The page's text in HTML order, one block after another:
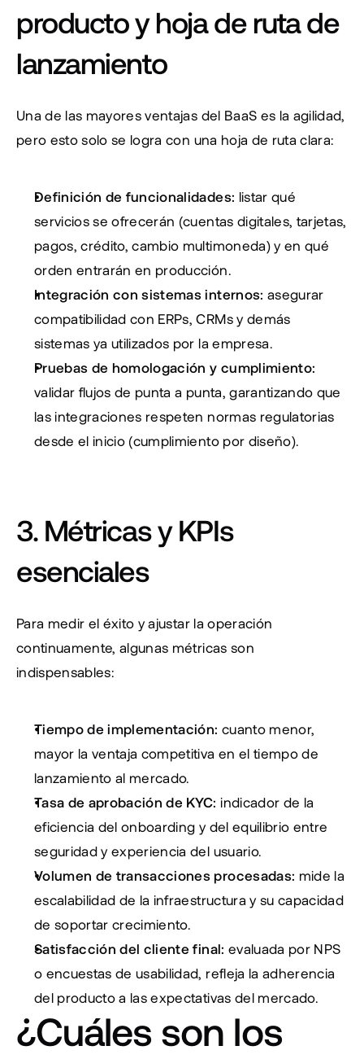
producto y hoja de ruta de
lanzamiento
Una de las mayores ventajas del BaaS es la agilidad,
pero esto solo se logra con una hoja de ruta clara:
Definición de funcionalidades: listar qué
servicios se ofrecerán (cuentas digitales, tarjetas,
pagos, crédito, cambio multimoneda) y en qué
orden entrarán en producción.
Integración con sistemas internos: asegurar
compatibilidad con ERPs, CRMs y demás
sistemas ya utilizados por la empresa.
Pruebas de homologación y cumplimiento:
validar flujos de punta a punta, garantizando que
las integraciones respeten normas regulatorias
desde el inicio (cumplimiento por diseño).
3. Métricas y KPIs
esenciales
Para medir el éxito y ajustar la operación
continuamente, algunas métricas son
indispensables:
Tiempo de implementación: cuanto menor,
mayor la ventaja competitiva en el tiempo de
lanzamiento al mercado.
Tasa de aprobación de KYC: indicador de la
eficiencia del onboarding y del equilibrio entre
seguridad y experiencia del usuario.
Volumen de transacciones procesadas: mide la
escalabilidad de la infraestructura y su capacidad
de soportar crecimiento.
Satisfacción del cliente final: evaluada por NPS
o encuestas de usabilidad, refleja la adherencia
del producto a las expectativas del mercado.
¿Cuáles son los